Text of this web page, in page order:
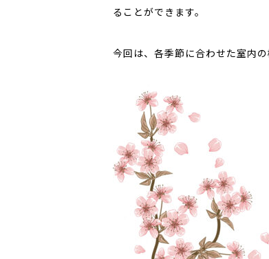
ることができます。
今回は、各季節に合わせた室内